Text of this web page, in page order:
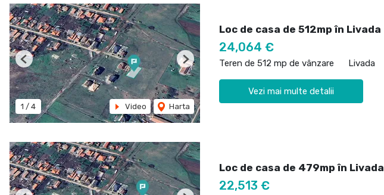
1 / 4 Video Harta
Previous Next
Loc de casa de 512mp în Livada
24,064 €
Teren de 512 mp de vânzare Livada
Vezi mai multe detalii
Loc de casa de 479mp în Livada
22,513 €